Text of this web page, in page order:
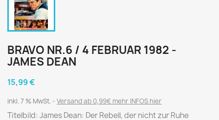
BRAVO NR.6 / 4 FEBRUAR 1982 -
JAMES DEAN
15,99 €
inkl. 7 % MwSt. Versand ab 0,99€ mehr INFOS hier
Titelbild: James Dean: Der Rebell, der nicht zur Ruhe